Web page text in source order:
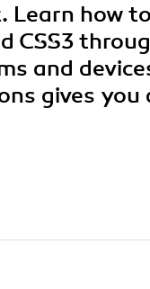
Learn how to
CSS3
and
gives you